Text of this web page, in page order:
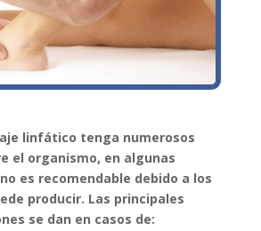
linfático tenga numerosos
el organismo, en algunas
es recomendable debido a los
producir. Las principales
se dan en casos de: